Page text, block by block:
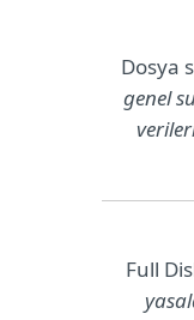
Dosya
genel
Full